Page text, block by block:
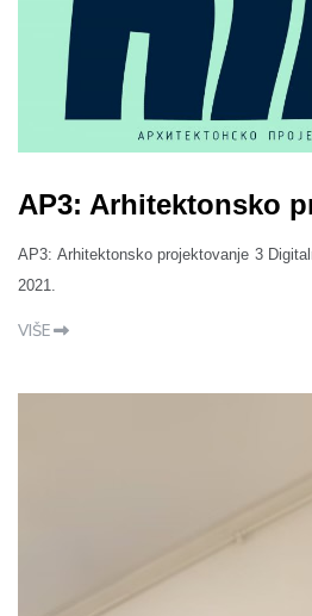
AP3: Arhitektonsko
AP3: Arhitektonsko projektovanje 3
2021.
VIŠE